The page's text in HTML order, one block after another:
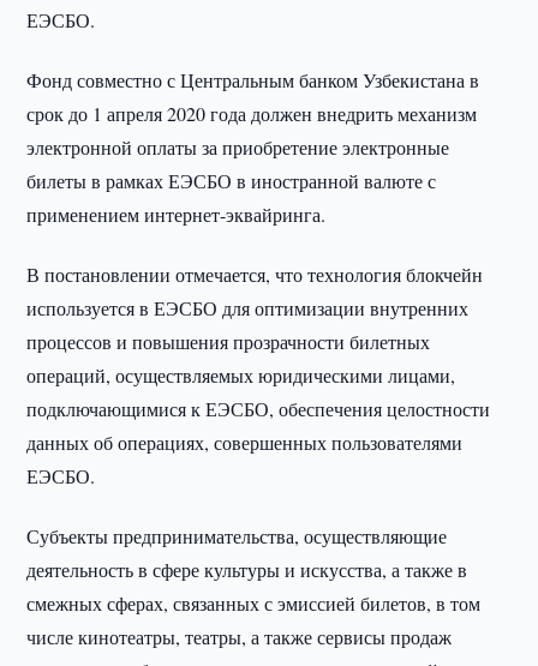
ЕЭСБО.
Фонд совместно с Центральным банком Узбекистана в
срок до 1 апреля 2020 года должен внедрить механизм
электронной оплаты за приобретение электронные
билеты в рамках ЕЭСБО в иностранной валюте с
применением интернет-эквайринга.
В постановлении отмечается, что технология блокчейн
используется в ЕЭСБО для оптимизации внутренних
процессов и повышения прозрачности билетных
операций, осуществляемых юридическими лицами,
подключающимися к ЕЭСБО, обеспечения целостности
данных об операциях, совершенных пользователями
ЕЭСБО.
Субъекты предпринимательства, осуществляющие
деятельность в сфере культуры и искусства, а также в
смежных сферах, связанных с эмиссией билетов, в том
числе кинотеатры, театры, а также сервисы продаж